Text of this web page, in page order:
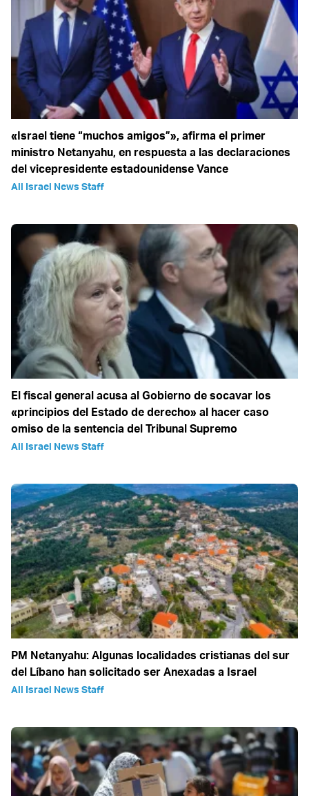
«Israel tiene “muchos amigos”», afirma el primer
ministro Netanyahu, en respuesta a las declaraciones
del vicepresidente estadounidense Vance
All Israel News Staff
El fiscal general acusa al Gobierno de socavar los
«principios del Estado de derecho» al hacer caso
omiso de la sentencia del Tribunal Supremo
All Israel News Staff
PM Netanyahu: Algunas localidades cristianas del sur
del Líbano han solicitado ser Anexadas a Israel
All Israel News Staff